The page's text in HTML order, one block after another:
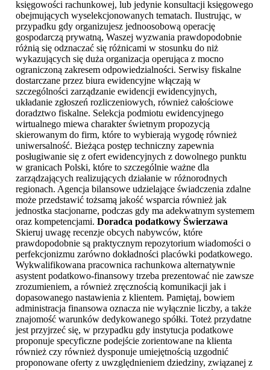
księgowości rachunkowej, lub jedynie konsultacji księgowego
obejmujących wyselekcjonowanych tematach. Ilustrując, w
przypadku gdy organizujesz jednoosobową operację
gospodarczą prywatną, Waszej wyzwania prawdopodobnie
różnią się odznaczać się różnicami w stosunku do niż
wykazujących się duża organizacja operująca z mocno
ograniczoną zakresem odpowiedzialności. Serwisy fiskalne
dostarczane przez biura ewidencyjne włączają w
szczególności zarządzanie ewidencji ewidencyjnych,
układanie zgłoszeń rozliczeniowych, również całościowe
doradztwo fiskalne. Selekcja podmiotu ewidencyjnego
wirtualnego miewa charakter świetnym propozycją
skierowanym do firm, które to wybierają wygodę również
uniwersalność. Bieżąca postęp techniczny zapewnia
posługiwanie się z ofert ewidencyjnych z dowolnego punktu
w granicach Polski, które to szczególnie ważne dla
zarządzających realizujących działanie w różnorodnych
regionach. Agencja bilansowe udzielające świadczenia zdalne
może przedstawić tożsamą jakość wsparcia również jak
jednostka stacjonarne, podczas gdy ma adekwatnym systemem
oraz kompetencjami. Doradca podatkowy Świerzawa
Skieruj uwagę recenzje obcych nabywców, które
prawdopodobnie są praktycznym repozytorium wiadomości o
perfekcjonizmu zarówno dokładności placówki podatkowego.
Wykwalifikowana pracownica rachunkowa alternatywnie
asystent podatkowo-finansowy trzeba prezentować nie zawsze
zrozumieniem, a również zręcznością komunikacji jak i
dopasowanego nastawienia z klientem. Pamiętaj, bowiem
administracja finansowa oznacza nie wyłącznie liczby, a także
znajomość warunków dedykowanego spółki. Toteż przydatne
jest przyjrzeć się, w przypadku gdy instytucja podatkowe
proponuje specyficzne podejście zorientowane na klienta
również czy również dysponuje umiejętnością uzgodnić
proponowane oferty z uwzględnieniem dziedziny, związanej z